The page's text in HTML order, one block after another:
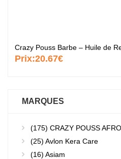
Crazy Pouss Barbe – Huile de
Prix:20.67€
MARQUES
(175) CRAZY POUSS
(25) Avlon Kera Care
(16) Asiam